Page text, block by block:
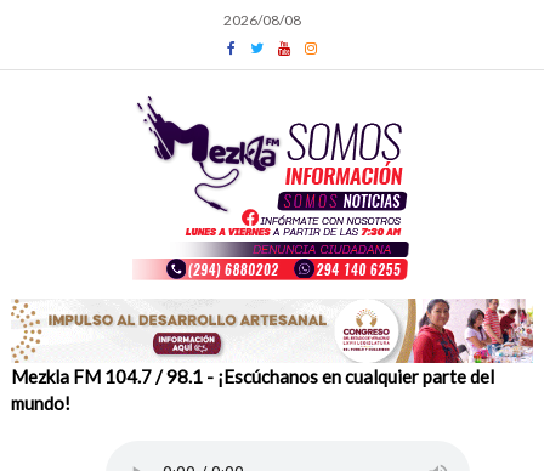
content
2026/08/08
Mezkla FM 104.7 / 98.1 - ¡Escúchanos en cualquier parte del
mundo!